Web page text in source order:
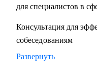
для специалистов в
Консультация для
собеседованиям
Развернуть